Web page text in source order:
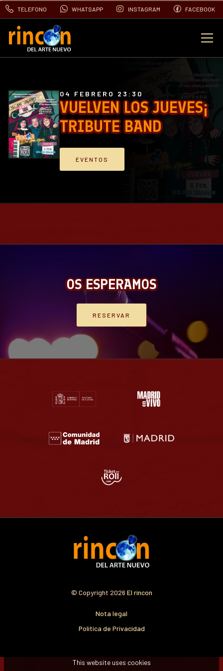
TELEFONO WHATSAPP INSTAGRAM FACEBOOK
VUELVEN LOS JUEVES¡
TRIBUTE BAND
04 FEBRERO 23:30
EVENTOS
OS ESPERAMOS
RESERVAR
© Copyright 2026 El rincon
Nota legal
Política de Privacidad
This website uses cookies
EVENTOS
FOTOS
VIDEOS